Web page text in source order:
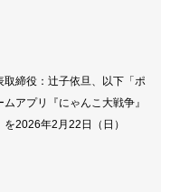
締役：辻子依旦、以下「ポ
アプリ『にゃんこ大戦争』
2026年2月22日（日）